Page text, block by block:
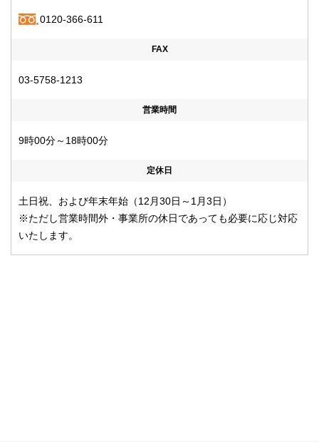
0120-366-611
FAX
03-5758-1213
営業時間
9時00分～18時00分
定休日
土日祝、および年末年始（12月30日～1月3日）
※ただし営業時間外・事業所の休日であっても必要に応じ対応
いたします。